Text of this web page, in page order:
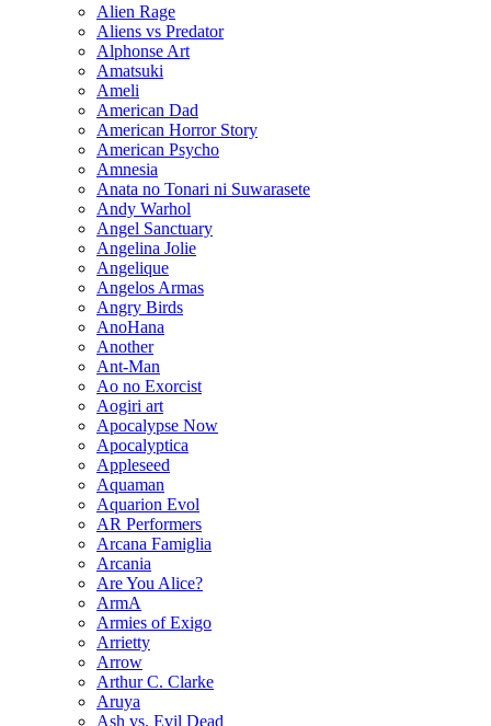
Alien Rage
Aliens vs Predator
Alphonse Art
Amatsuki
Ameli
American Dad
American Horror Story
American Psycho
Amnesia
Anata no Tonari ni Suwarasete
Andy Warhol
Angel Sanctuary
Angelina Jolie
Angelique
Angelos Armas
Angry Birds
AnoHana
Another
Ant-Man
Ao no Exorcist
Aogiri art
Apocalypse Now
Apocalyptica
Appleseed
Aquaman
Aquarion Evol
AR Performers
Arcana Famiglia
Arcania
Are You Alice?
ArmA
Armies of Exigo
Arrietty
Arrow
Arthur C. Clarke
Aruya
Ash vs. Evil Dead